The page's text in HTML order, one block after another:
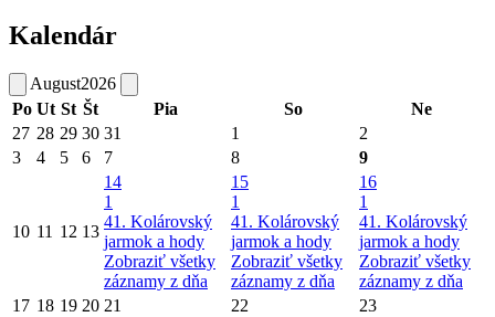
Kalendár
August2026
Po Ut St Št Pia So
Ne
27 28 29 30 31 1
2
3
4 5 6 7 8 9
10 11 12 13
14
1
41. Kolárovský
jarmok a hody
Zobraziť všetky
záznamy z dňa
15
1
41. Kolárovský
jarmok a hody
Zobraziť všetky
záznamy z dňa
16
1
41. Kolárovský
jarmok a hody
Zobraziť všetky
záznamy z dňa
17 18 19 20 21 22
23